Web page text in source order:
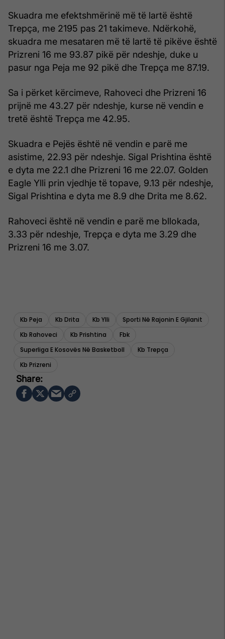
Skuadra me efektshmërinë më të lartë është
Trepça, me 2195 pas 21 takimeve. Ndërkohë,
skuadra me mesataren më të lartë të pikëve është
Prizreni 16 me 93.87 pikë për ndeshje, duke u
pasur nga Peja me 92 pikë dhe Trepça me 87.19.
Sa i përket kërcimeve, Rahoveci dhe Prizreni 16
prijnë me 43.27 për ndeshje, kurse në vendin e
tretë është Trepça me 42.95.
Skuadra e Pejës është në vendin e parë me
asistime, 22.93 për ndeshje. Sigal Prishtina është
e dyta me 22.1 dhe Prizreni 16 me 22.07. Golden
Eagle Ylli prin vjedhje të topave, 9.13 për ndeshje,
Sigal Prishtina e dyta me 8.9 dhe Drita me 8.62.
Rahoveci është në vendin e parë me bllokada,
3.33 për ndeshje, Trepça e dyta me 3.29 dhe
Prizreni 16 me 3.07.
Kb Peja Kb Drita Kb Ylli
Sporti Në Rajonin E Gjilanit
Kb Rahoveci
Kb Prishtina
Fbk
Superliga E Kosovës Në Basketboll
Kb Trepça
Kb Prizreni